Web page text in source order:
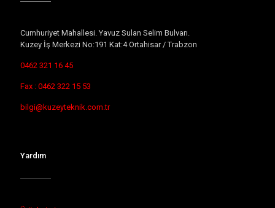
Cumhuriyet Mahallesi. Yavuz Sulan Selim Bulvarı.
Kuzey İş Merkezi No:191 Kat:4 Ortahisar / Trabzon
0462 321 16 45
Fax : 0462 322 15 53
bilgi@kuzeyteknik.com.tr
Yardım